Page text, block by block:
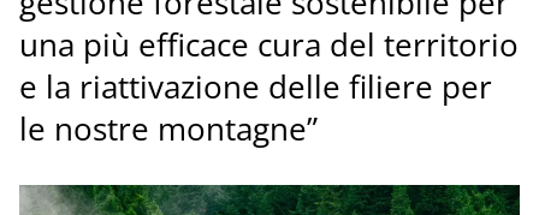
una più efficace cura del territorio
e la riattivazione delle filiere per
le nostre montagne”